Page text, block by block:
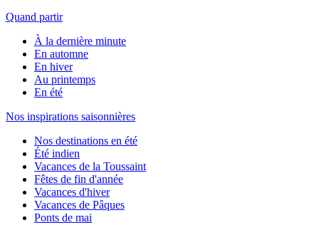
Quand partir
À la dernière minute
En automne
En hiver
Au printemps
En été
Nos inspirations saisonnières
Nos destinations en été
Été indien
Vacances de la Toussaint
Fêtes de fin d'année
Vacances d'hiver
Vacances de Pâques
Ponts de mai